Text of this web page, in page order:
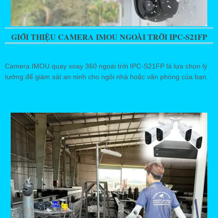
GIỚI THIỆU CAMERA IMOU NGOÀI TRỜI IPC-S21FP
Camera IMOU quay xoay 360 ngoài trời IPC-S21FP là lựa chọn lý
tưởng để giám sát an ninh cho ngôi nhà hoặc văn phòng của bạn. .
.